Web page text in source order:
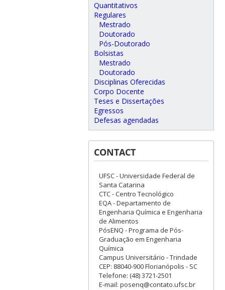
Quantitativos
Regulares
Mestrado
Doutorado
Pós-Doutorado
Bolsistas
Mestrado
Doutorado
Disciplinas Oferecidas
Corpo Docente
Teses e Dissertações
Egressos
Defesas agendadas
CONTACT
UFSC - Universidade Federal de
Santa Catarina
CTC - Centro Tecnológico
EQA - Departamento de
Engenharia Química e Engenharia
de Alimentos
PósENQ - Programa de Pós-
Graduação em Engenharia
Química
Campus Universitário - Trindade
CEP: 88040-900 Florianópolis - SC
Telefone: (48) 3721-2501
E-mail: posenq@contato.ufsc.br